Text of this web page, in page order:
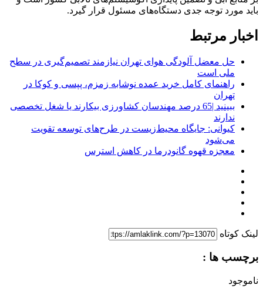
باید مورد توجه جدی دستگاه‌های مسئول قرار گیرد.
اخبار مرتبط
حل معضل آلودگی هوای تهران نیازمند تصمیم‌گیری در سطح
ملی است
راهنمای کامل خرید عمده نوشابه زمزم، پپسی و کوکا در
تهران
ببینید |65 درصد مهندسان کشاورزی بیکارند یا شغل تخصصی
ندارند
کیوانی: جایگاه محیط‌زیست در طرح‌های توسعه تقویت
می‌شود
معجزه قهوه گانودرما در کاهش استرس
لینک کوتاه
برچسب ها :
ناموجود